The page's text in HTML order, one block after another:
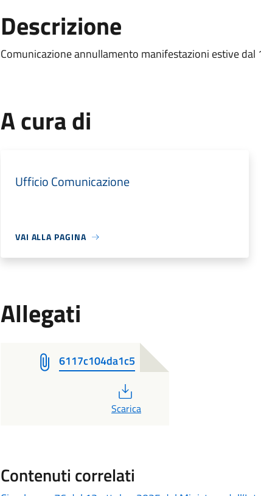
Descrizione
Comunicazione annullamento manifestazioni estive dal
A cura di
Ufficio Comunicazione
VAI ALLA PAGINA
Allegati
6117c104da1c5
Scarica
Contenuti correlati